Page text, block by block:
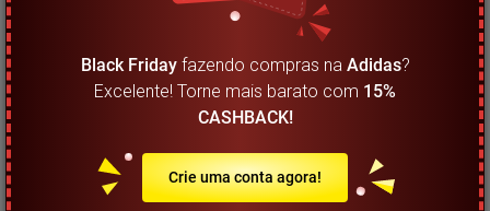
verificar? Em que prestar atenção?
várias lojas e várias fontes, é melhor preparar-se com
antecedência. Se ainda não o fez, subscreva a newsletter da loja
para receber ofertas exclusivas e para ficar sempre a par com as
ofertas atuais. Na newsletter pode encontrar várias vantagens
adicionais: por exemplo, Adidas oferece uma prenda especial no
dia do seu aniversário. Na subpágina da Black Friday na loja vai
Black Fridayfazendo compras na Adidas?
Excelente! Torne mais barato com 15%
CASHBACK!
Crie uma conta agora!